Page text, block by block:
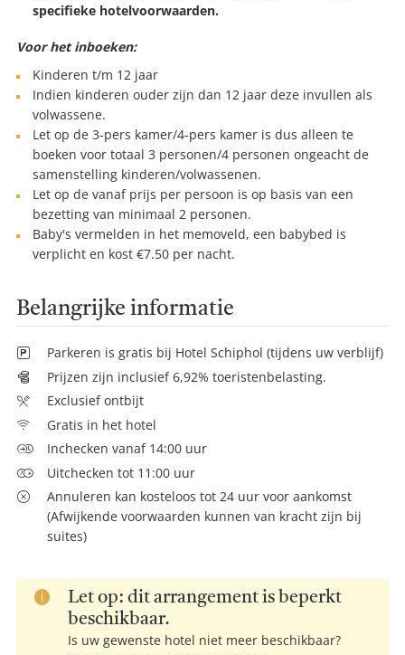
specifieke hotelvoorwaarden.
Voor het inboeken:
Kinderen t/m 12 jaar
Indien kinderen ouder zijn dan 12 jaar deze invullen als
volwassene.
Let op de 3-pers kamer/4-pers kamer is dus alleen te
boeken voor totaal 3 personen/4 personen ongeacht de
samenstelling kinderen/volwassenen.
Let op de vanaf prijs per persoon is op basis van een
bezetting van minimaal 2 personen.
Baby's vermelden in het memoveld, een babybed is
verplicht en kost €7.50 per nacht.
Belangrijke informatie
Parkeren is gratis bij Hotel Schiphol (tijdens uw verblijf)
Prijzen zijn inclusief 6,92% toeristenbelasting.
Exclusief ontbijt
Gratis in het hotel
Inchecken vanaf 14:00 uur
Uitchecken tot 11:00 uur
Annuleren kan kosteloos tot 24 uur voor aankomst
(Afwijkende voorwaarden kunnen van kracht zijn bij
suites)
Let op: dit arrangement is beperkt
beschikbaar.
Is uw gewenste hotel niet meer beschikbaar?